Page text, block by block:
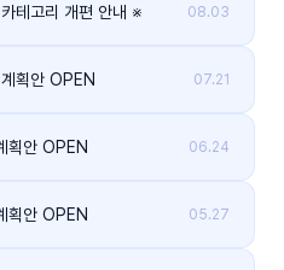
테고리 개편 안내 ※ 08.03
획안 OPEN 07.21
획안 OPEN 06.24
획안 OPEN 05.27